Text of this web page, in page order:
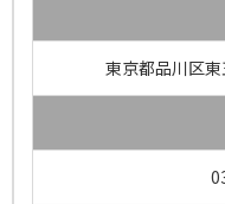
東京都品川区